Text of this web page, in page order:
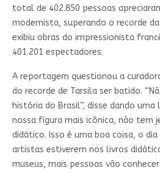
total de 402.850 pessoas
modernista, superando o recorde
exibiu obras do impressionista
401.201 espectadores.
A reportagem questionou a
do recorde de Tarsila ser batido.
história do Brasil”, disse dando uma
nossa figura mais icônica, não
didático. Isso é uma boa coisa, o
artistas estiverem nos livros
museus, mais pessoas vão